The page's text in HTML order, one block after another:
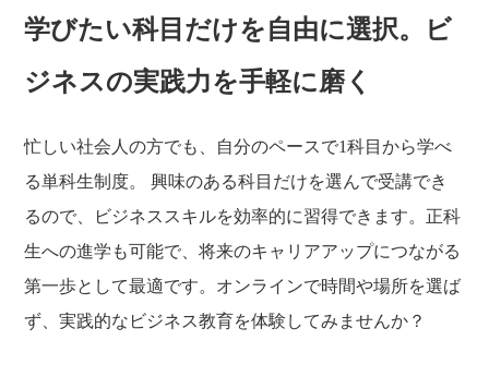
学びたい科目だけを自由に選択。ビ
ジネスの実践力を手軽に磨く
忙しい社会人の方でも、自分のペースで1科目から学べ
る単科生制度。 興味のある科目だけを選んで受講でき
るので、ビジネススキルを効率的に習得できます。正科
生への進学も可能で、将来のキャリアアップにつながる
第一歩として最適です。オンラインで時間や場所を選ば
ず、実践的なビジネス教育を体験してみませんか？